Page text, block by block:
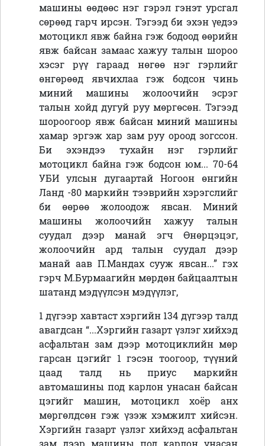
машины өөдөөс нэг гэрэл гэнэт урсгал
сөрөөд гарч ирсэн. Тэгээд би эхэн үедээ
мотоцикл явж байна гэж бодоод өөрийн
явж байсан замаас хажуу талын шороо
хэсэг рүү гараад нөгөө нэг гэрлийг
өнгөрөөд явчихлаа гэж бодсон чинь
миний машины жолоочийн эсрэг
талын хойд дугуй руу мөргөсөн. Тэгээд
шороогоор явж байсан миний машины
хамар эргэж хар зам руу ороод зогссон.
Би эхэндээ тухайн нэг гэрлийг
мотоцикл байна гэж бодсон юм... 70-64
УБИ улсын дугаартай Ногоон өнгийн
Ланд -80 маркийн тээврийн хэрэгслийг
би өөрөө жолоодож явсан. Миний
машины жолоочийн хажуу талын
суудал дээр манай эгч Өнөрцэцэг,
жолоочийн ард талын суудал дээр
манай аав П.Мандах сууж явсан...” гэх
гэрч М.Бурмаагийн мөрдөн байцаалтын
шатанд мэдүүлсэн мэдүүлэг,
1 дүгээр хавтаст хэргийн 134 дүгээр талд
авагдсан “...Хэргийн газарт үзлэг хийхэд
асфальтан зам дээр мотоциклийн мөр
гарсан цэгийг 1 гэсэн тоогоор, түүний
цаад талд нь приус маркийн
автомашины под карлон унасан байсан
цэгийг машин, мотоцикл хоёр анх
мөргөлдсөн гэж үзэж хэмжилт хийсэн.
Хэргийн газарт үзлэг хийхэд асфальтан
зам дээр машины под карлон унасан